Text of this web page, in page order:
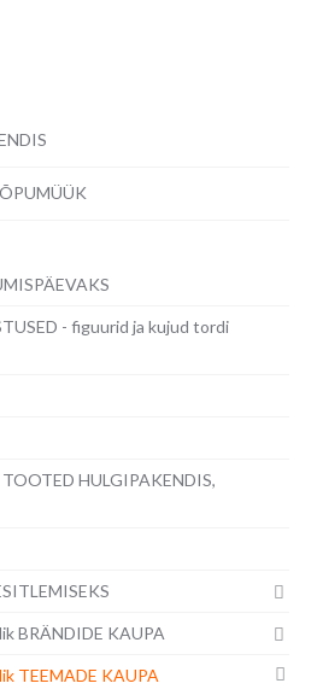
- figuurid ja kujud tordi
HULGIPAKENDIS,
BRÄNDIDE KAUPA
TEEMADE KAUPA